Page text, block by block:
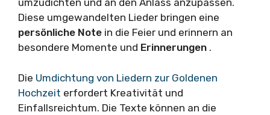
umzudichten und an den Anlass anzupassen.
Diese umgewandelten Lieder bringen eine
persönliche Note in die Feier und erinnern an
besondere Momente und Erinnerungen .
Die Umdichtung von Liedern zur Goldenen
Hochzeit erfordert Kreativität und
Einfallsreichtum. Die Texte können an die